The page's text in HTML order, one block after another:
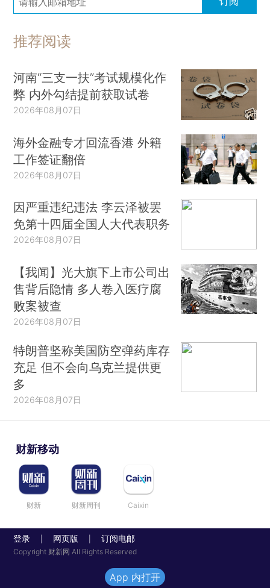
推荐阅读
河南“三支一扶”考试规模化作
弊 内外勾结提前获取试卷
2026年08月07日
海外金融专才回流香港 外籍
工作签证翻倍
2026年08月07日
因严重违纪违法 李云泽被罢
免第十四届全国人大代表职务
2026年08月07日
【我闻】光大旗下上市公司出
售背后隐情 多人卷入医疗腐
败案被查
2026年08月07日
特朗普坚称美国防空弹药库存
充足 但不会向乌克兰提供更
多
2026年08月07日
财新移动
财新 财新周刊 Caixin
登录 网页版 订阅电邮
Copyright 财新网 All Rights Reserved
App 内打开